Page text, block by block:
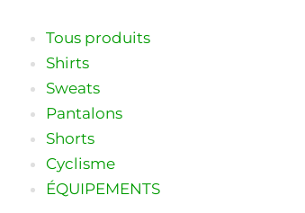
contenu
Tous produits
Shirts
Sweats
Pantalons
Shorts
Cyclisme
ÉQUIPEMENTS